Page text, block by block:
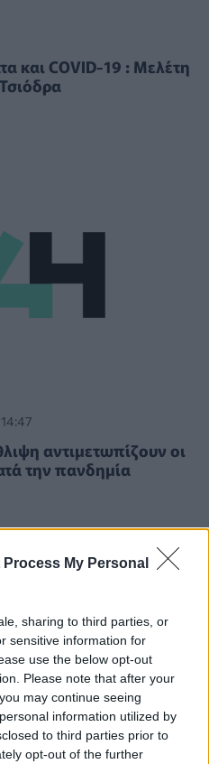
Process My Personal
sharing to third parties, or
sensitive information for
use the below opt-out
Please note that after your
may continue seeing
information utilized by
to third parties prior to
opt-out of the further
και COVID-19 : Μελέτη
αντιμετωπίζουν οι
την πανδημία